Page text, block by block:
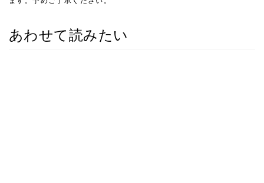
あわせて読みたい